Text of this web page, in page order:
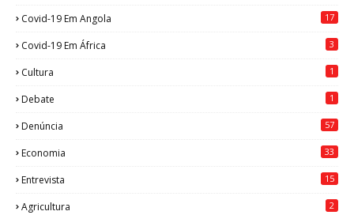
Covid-19 Em Angola 17
Covid-19 Em África 3
Cultura 1
Debate 1
Denúncia 57
Economia 33
Entrevista 15
Agricultura 2